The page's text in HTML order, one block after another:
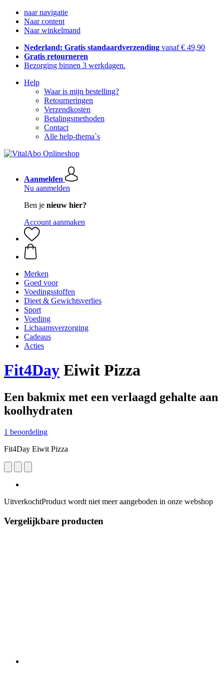
naar navigatie
Naar content
Naar winkelmand
Nederland: Gratis standaardverzending vanaf € 49,90
Gratis retourneren
Bezorging binnen 3 werkdagen.
Help
Waar is mijn bestelling?
Retourneringen
Verzendkosten
Betalingsmethoden
Contact
Alle help-thema`s
Aanmelden
Nu aanmelden
Ben je nieuw hier?
Account aanmaken
Merken
Goed voor
Voedingsstoffen
Dieet & Gewichtsverlies
Sport
Voeding
Lichaamsverzorging
Cadeaus
Acties
Fit4Day Eiwit Pizza
Een bakmix met een verlaagd gehalte aan
koolhydraten
1 beoordeling
Fit4Day Eiwit Pizza
UitverkochtProduct wordt niet meer aangeboden in onze webshop
Vergelijkbare producten